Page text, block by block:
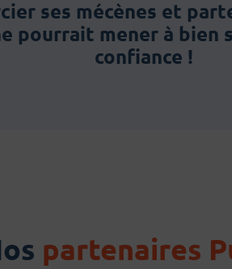
ses mécènes et
pourrait mener à
confiance !
partenaires